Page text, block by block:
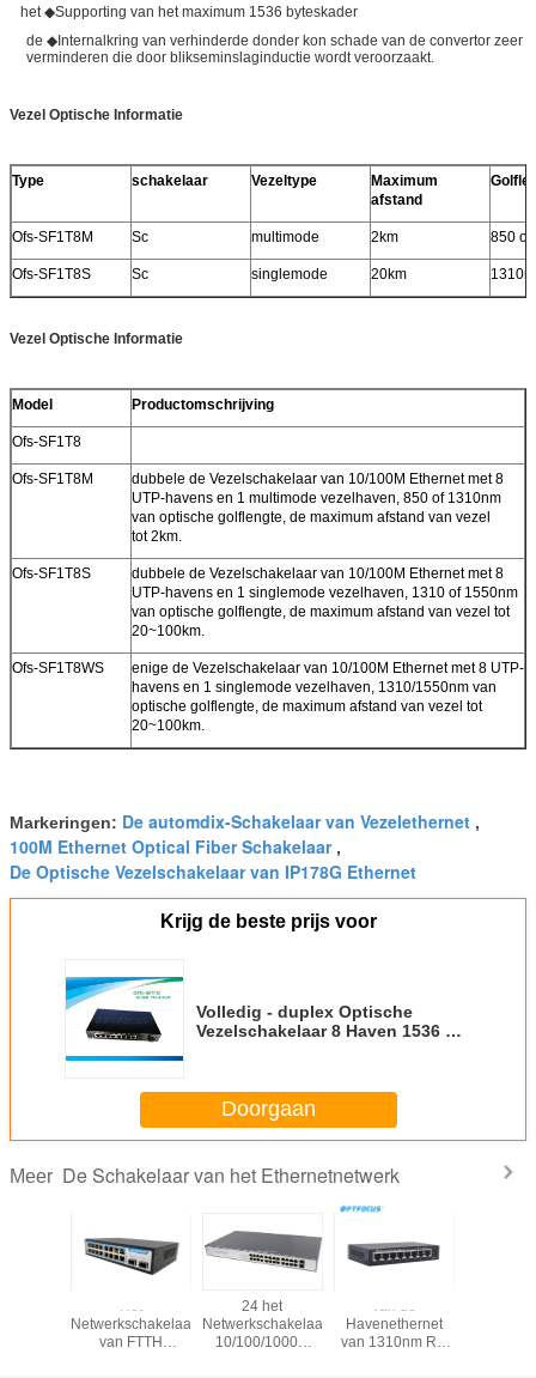
het ◆Supporting van het maximum 1536 byteskader
de ◆Internalkring van verhinderde donder kon schade van de convertor zeer
verminderen die door blikseminslaginductie wordt veroorzaakt.
Vezel Optische Informatie
Type schakelaar Vezeltype
Maximum
afstand
Ofs-SF1T8M Sc multimode 2km 850 of
Ofs-SF1T8S Sc singlemode 20km
Vezel Optische Informatie
Model Productomschrijving
Ofs-SF1T8
Ofs-SF1T8M
dubbele de Vezelschakelaar van 10/100M Ethernet met 8
UTP-havens en 1 multimode vezelhaven, 850 of 1310nm
van optische golflengte, de maximum afstand van vezel
tot 2km.
Ofs-SF1T8S
dubbele de Vezelschakelaar van 10/100M Ethernet met 8
UTP-havens en 1 singlemode vezelhaven, 1310 of 1550nm
van optische golflengte, de maximum afstand van vezel tot
20~100km.
Ofs-SF1T8WS
enige de Vezelschakelaar van 10/100M Ethernet met 8 UTP-
havens en 1 singlemode vezelhaven, 1310/1550nm van
optische golflengte, de maximum afstand van vezel tot
20~100km.
Markeringen: De automdix-Schakelaar van Vezelethernet ,
100M Ethernet Optical Fiber Schakelaar,
De Optische Vezelschakelaar van IP178G Ethernet
Krijg de beste prijs voor
Volledig - duplex Optische
Vezelschakelaar 8 Haven 1536 de
Doorgaan
Meer De Schakelaar van het Ethernetnetwerk
Het
Netwerkschakelaar
van FTTH
24 het
Netwerkschakelaar
10/100/1000M
van de
Havenethernet
van 1310nm RX